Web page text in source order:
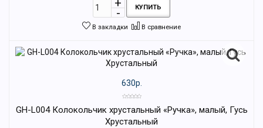
КУПИТЬ
В закладки В сравнение
630р.
GH-L004 Колокольчик хрустальный «Ручка», малый, Гусь
Хрустальный